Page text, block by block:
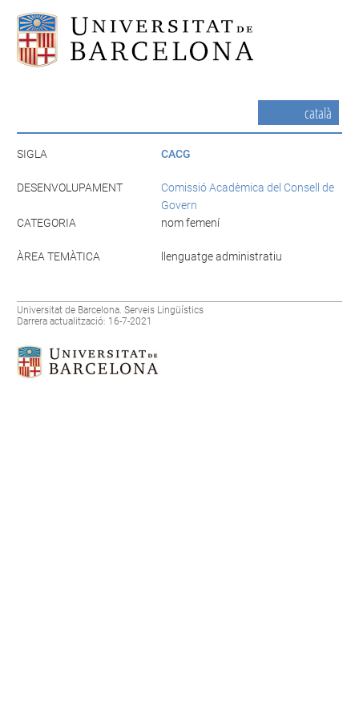
català
SIGLA CACG
DESENVOLUPAMENT
Comissió Acadèmica del Consell de
Govern
CATEGORIA
nom femení
ÀREA TEMÀTICA llenguatge administratiu
Universitat de Barcelona. Serveis Lingüístics
Darrera actualització: 16-7-2021